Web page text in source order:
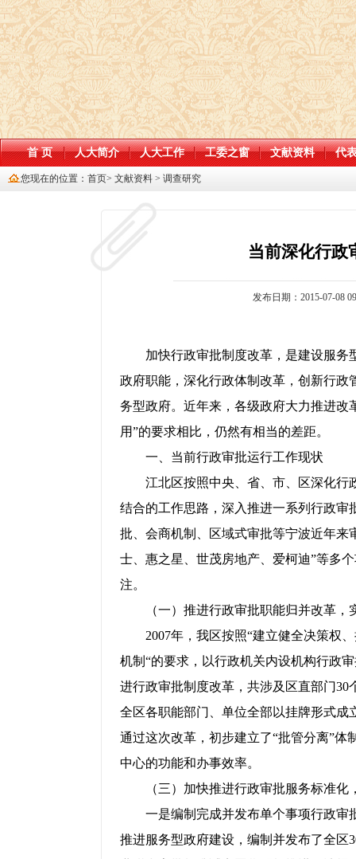
首 页 人大简介 人大工作 工委之窗 文献资料 代
您现在的位置： 首页> 文献资料 > 调查研究
当前深化行政
发布日期：2015-07-08
加快行政审批制度改革，是建设服务
政府职能，深化行政体制改革，创新行
务型政府。近年来，各级政府大力推进改
用”的要求相比，仍然有相当的差距。
一、当前行政审批运行工作现状
江北区按照中央、省、市、区深化行
结合的工作思路，深入推进一系列行政
批、会商机制、区域式审批等宁波近年来
士、惠之星、世茂房地产、爱柯迪”等多
注。
（一）推进行政审批职能归并改革，
2007年，我区按照“建立健全决策权
机制“的要求，以行政机关内设机构行政
进行政审批制度改革，共涉及区直部门30
全区各职能部门、单位全部以挂牌形式
通过这次改革，初步建立了“批管分离”
中心的功能和办事效率。
（三）加快推进行政审批服务标准化
一是编制完成并发布单个事项行政审
推进服务型政府建设，编制并发布了全区